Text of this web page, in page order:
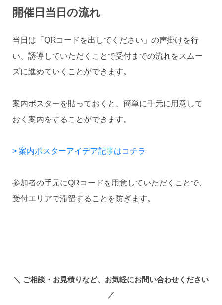
開催日当日の流れ
当日は「QRコードを出してください」の声掛けを行
い、誘導していただくことで受付までの流れをスムー
ズに進めていくことができます。
案内ポスターを貼っておくと、簡単に手元に用意して
おく案内をすることができます。
> 案内ポスターアイデア記事はコチラ
参加者の手元にQRコードを用意していただくことで、
受付エリアで滞留することを防ぎます。
＼ ご相談・お見積りなど、お気軽にお問い合わせください
／